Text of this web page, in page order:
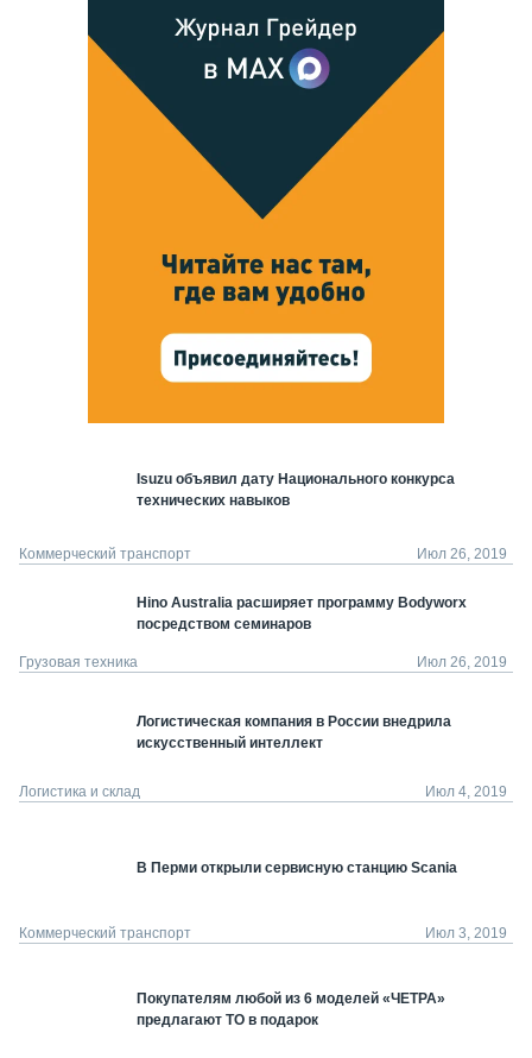
Isuzu объявил дату Национального конкурса
технических навыков
Коммерческий транспорт Июл 26, 2019
Hino Australia расширяет программу Bodyworx
посредством семинаров
Грузовая техника Июл 26, 2019
Логистическая компания в России внедрила
искусственный интеллект
Логистика и склад Июл 4, 2019
В Перми открыли сервисную станцию Scania
Коммерческий транспорт Июл 3, 2019
Покупателям любой из 6 моделей «ЧЕТРА»
предлагают ТО в подарок